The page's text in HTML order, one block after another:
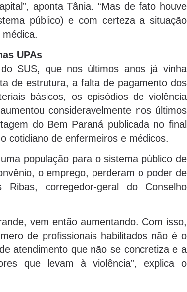
aponta Tânia. “Mas de fato houve
público) e com certeza a situação
UPAs
SUS, que nos últimos anos já vinha
de estrutura, a falta de pagamento dos
básicos, os episódios de violência
consideravelmente nos últimos
do Bem Paraná publicada no final
cotidiano de enfermeiros e médicos.
população para o sistema público de
o emprego, perderam o poder de
Ribas, corregedor-geral do Conselho
vem então aumentando. Com isso,
de profissionais habilitados não é o
atendimento que não se concretiza e a
que levam à violência”, explica o